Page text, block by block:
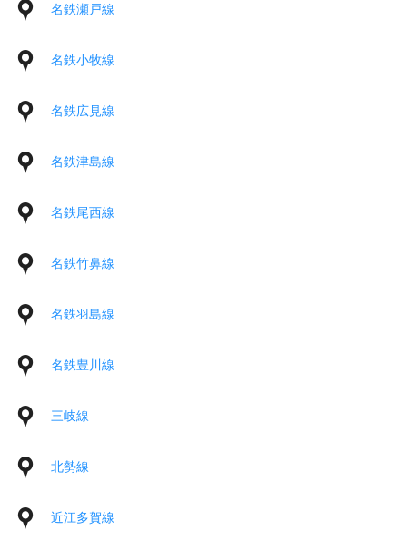
名鉄瀬戸線
名鉄小牧線
名鉄広見線
名鉄津島線
名鉄尾西線
名鉄竹鼻線
名鉄羽島線
名鉄豊川線
三岐線
北勢線
近江多賀線